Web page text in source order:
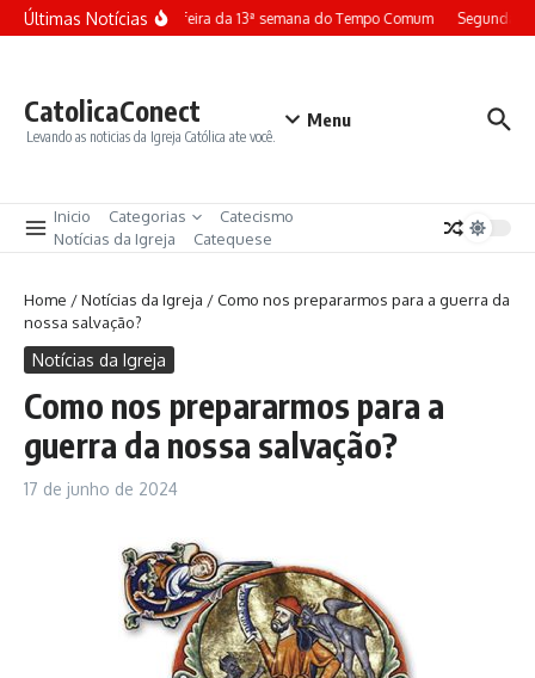
Ir para o conteúdo
Últimas NotíciasTerça-feira da 13ª semana do Tempo Comum Segunda-
CatolicaConect
Levando as noticias da Igreja Católica ate você.
Menu
Inicio Categorias
Catecismo
Notícias da Igreja
Catequese
Home /Notícias da Igreja /Como nos prepararmos para a guerra da
nossa salvação?
Notícias da Igreja
Como nos prepararmos para a
guerra da nossa salvação?
17 de junho de 2024